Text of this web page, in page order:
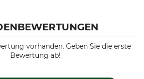
vorhanden. Geben Sie die erste
Bewertung ab!